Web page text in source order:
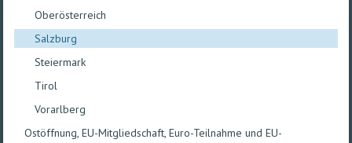
Oberösterreich
Salzburg
Steiermark
Tirol
Vorarlberg
Ostöffnung, EU-Mitgliedschaft, Euro-Teilnahme und EU-